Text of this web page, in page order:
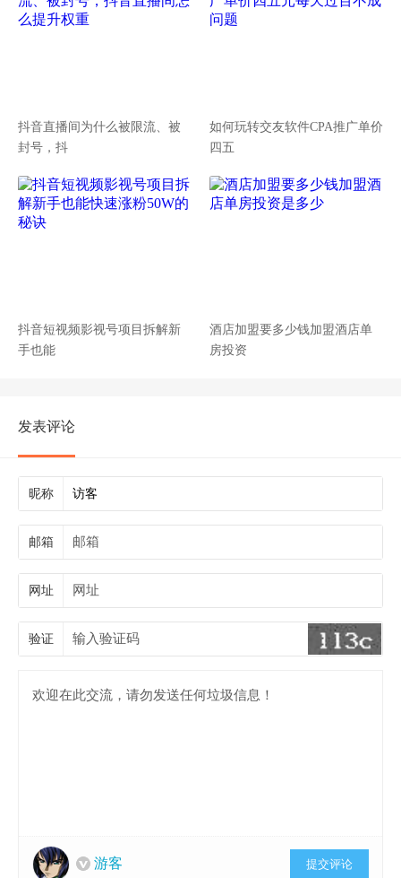
抖音直播间为什么被限流、被
封号，抖
如何玩转交友软件CPA推广单价
四五
抖音短视频影视号项目拆解新
手也能
酒店加盟要多少钱加盟酒店单
房投资
发表评论
昵称
邮箱
网址
验证
游客 提交评论